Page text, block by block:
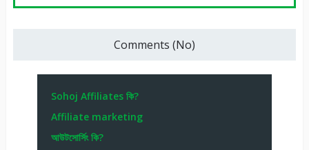
Comments (No)
Sohoj Affiliates কি?
Affiliate marketing
আউটসোর্সিং কি?